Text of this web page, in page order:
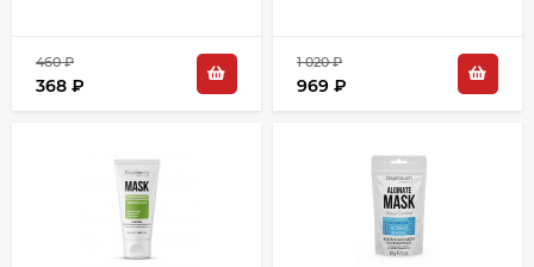
460 ₽
368 ₽
1 020 ₽
969 ₽